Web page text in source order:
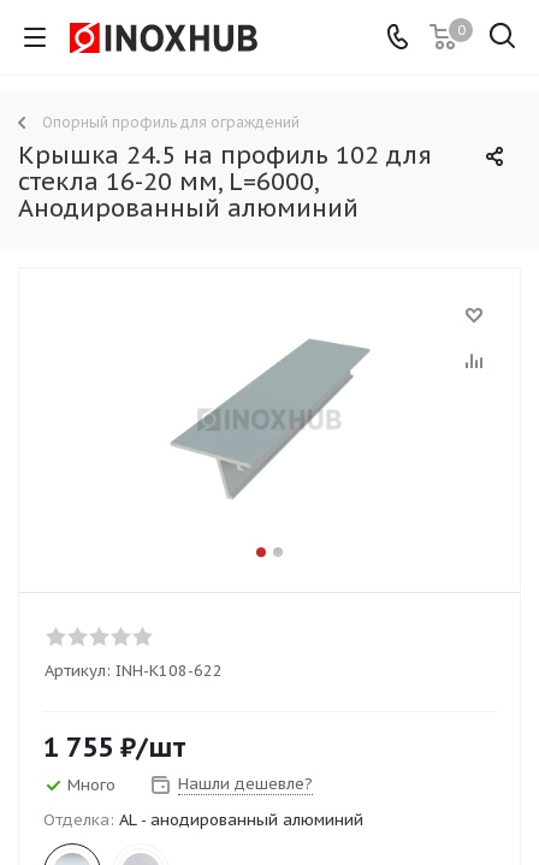
0
Опорный профиль для ограждений
Крышка 24.5 на профиль 102 для
стекла 16-20 мм, L=6000,
Анодированный алюминий
Артикул: INH-K108-622
1 755 ₽/шт
Много
Нашли дешевле?
Отделка: AL - анодированный алюминий